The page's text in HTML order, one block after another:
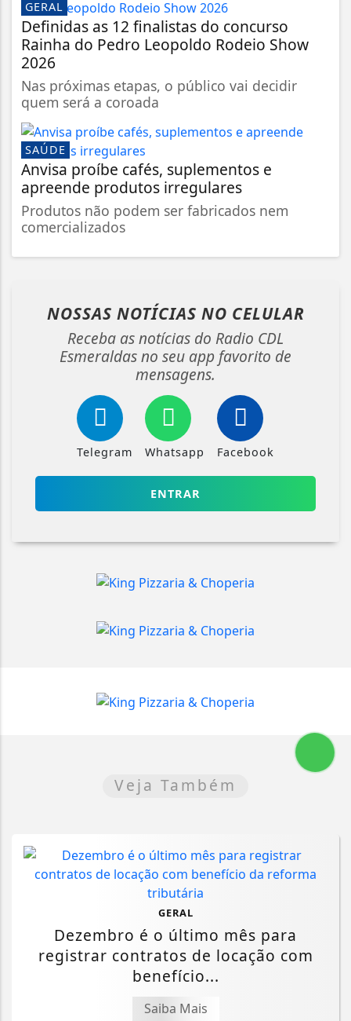
GERAL
Definidas as 12 finalistas do concurso
Rainha do Pedro Leopoldo Rodeio Show
2026
Nas próximas etapas, o público vai decidir
quem será a coroada
SAÚDE
Anvisa proíbe cafés, suplementos e
apreende produtos irregulares
Produtos não podem ser fabricados nem
comercializados
NOSSAS NOTÍCIAS NO CELULAR
Receba as notícias do Radio CDL
Esmeraldas no seu app favorito de
mensagens.
Telegram Whatsapp Facebook
ENTRAR
Veja Também
GERAL
Dezembro é o último mês para
registrar contratos de locação com
benefício...
Saiba Mais